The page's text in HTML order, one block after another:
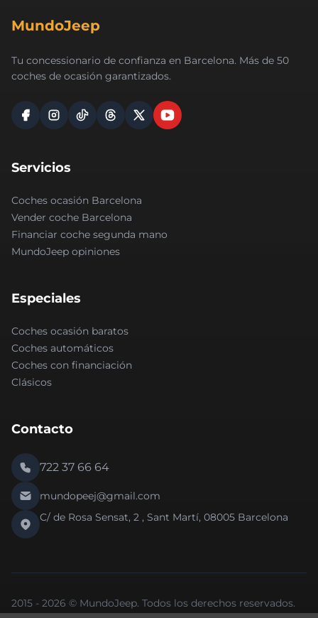
MundoJeep
Tu concessionario de confianza en Barcelona. Más de 50
coches de ocasión garantizados.
Servicios
Coches ocasión Barcelona
Vender coche Barcelona
Financiar coche segunda mano
MundoJeep opiniones
Especiales
Coches ocasión baratos
Coches automáticos
Coches con financiación
Clásicos
Contacto
722 37 66 64
mundopeej@gmail.com
C/ de Rosa Sensat, 2 , Sant Martí, 08005 Barcelona
2015 - 2026 © MundoJeep. Todos los derechos reservados.